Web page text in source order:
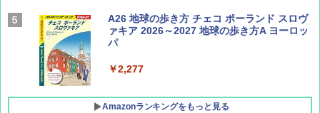
AIRLINE（エアライン）2026年9月号【特
集】ボーイング110周年を祝して！
A26 地球の歩き方 チェコ ポーランド スロヴ
ァキア 2026～2027 地球の歩き方A ヨーロッ
パ
￥2,277
Amazonランキングをもっと見る